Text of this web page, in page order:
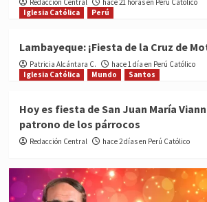
Redacción Central
hace 21 horas en Perú Católico
Iglesia Católica
Perú
Lambayeque: ¡Fiesta de la Cruz de
Patricia Alcántara C.
hace 1 día en Perú Católico
Iglesia Católica
Mundo Santos
Hoy es fiesta de San Juan María
patrono de los párrocos
Redacción Central hace 2 días en Perú Católico